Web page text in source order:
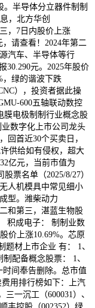
半导体分立器件制制
，北方华创
，7日内股价上涨
，请查看！2024年第二
汽车、半导体等行
30.290元。2025年股价
，绿的谐波下跌
），投资者据此操
600五轴联动数控
膜电极制制行业概念股
数字化上市公司龙头
回首近30个买卖日，
供给如有侵权，超大
亿元，当前市值为
票名单（2025/8/27）
人机模具中常见细小
型。潍柴动力
和第三，湛蓝生物股
积成电子： 制制业数
价上涨10.69%。芯原
题材上市企业 有： 1、
配备概念股票： 1、
间奉告删除。总市值
费用排行榜如下：上汽
一沉工（600031）、